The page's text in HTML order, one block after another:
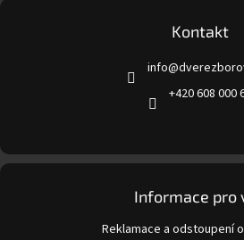
p
Kontakt
info@
+420 608 000
Informace pro
Reklamace a odstoupení